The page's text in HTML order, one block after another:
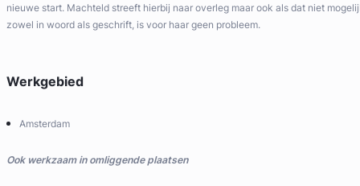
nieuwe start. Machteld streeft hierbij naar overleg maar ook als dat niet
zowel in woord als geschrift, is voor haar geen probleem.
Werkgebied
Amsterdam
Ook werkzaam in omliggende plaatsen